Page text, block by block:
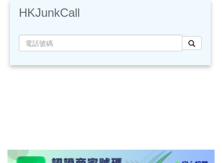
HKJunkCall